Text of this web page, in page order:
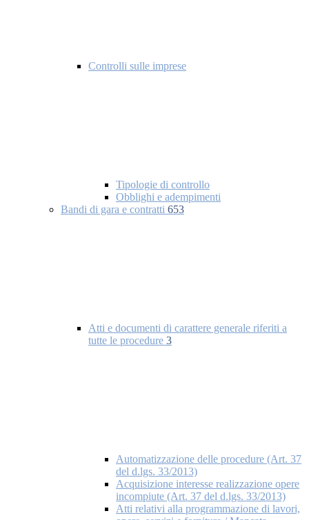
Controlli sulle imprese
Tipologie di controllo
Obblighi e adempimenti
Bandi di gara e contratti 653
Atti e documenti di carattere generale riferiti a
tutte le procedure 3
Automatizzazione delle procedure (Art. 37
del d.lgs. 33/2013)
Acquisizione interesse realizzazione opere
incompiute (Art. 37 del d.lgs. 33/2013)
Atti relativi alla programmazione di lavori,